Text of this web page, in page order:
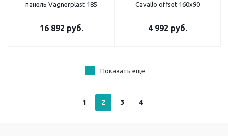
панель Vagnerplast 185
16 892 руб.
Cavallo offset 160x90
4 992 руб.
Показать еще
1 2 3 4